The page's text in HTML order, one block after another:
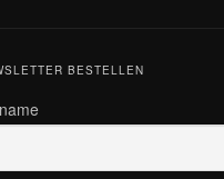
BESTELLEN